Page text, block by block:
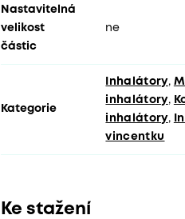
Nastavitelná
velikost
částic
ne
Kategorie
Inhalátory,
inhalátory,
inhalátory,
vincentku
Ke stažení